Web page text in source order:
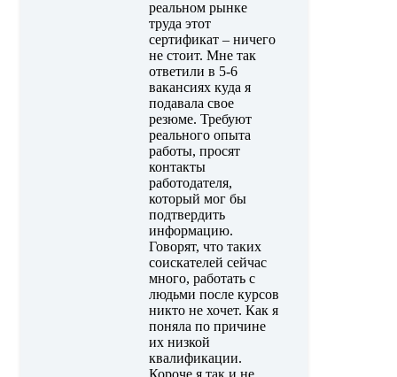
реальном рынке
труда этот
сертификат – ничего
не стоит. Мне так
ответили в 5-6
вакансиях куда я
подавала свое
резюме. Требуют
реального опыта
работы, просят
контакты
работодателя,
который мог бы
подтвердить
информацию.
Говорят, что таких
соискателей сейчас
много, работать с
людьми после курсов
никто не хочет. Как я
поняла по причине
их низкой
квалификации.
Короче я так и не